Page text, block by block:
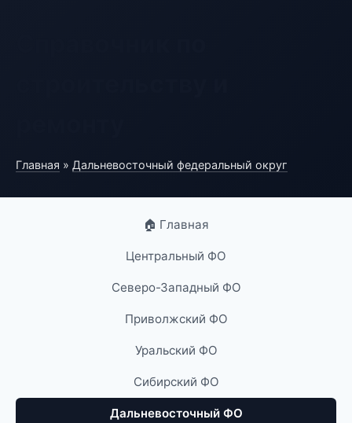
Главная » Дальневосточный федеральный округ
🏠 Главная
Центральный ФО
Северо-Западный ФО
Приволжский ФО
Уральский ФО
Сибирский ФО
Дальневосточный ФО